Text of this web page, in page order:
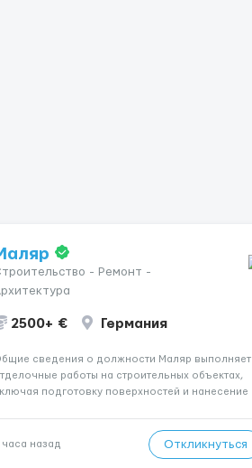
- Ремонт -
2500+ € Германия
сведения о должности Маляр выполняет
работы на строительных объектах,
подготовку поверхностей и нанесение
месте, приглашения делаем только для
с доказательным портф...
часа назад Откликнуться